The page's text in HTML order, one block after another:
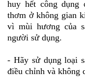
huy hết công dụng
thơm ở không gian
vì mùi hương của
người sử dụng.
- Hãy sử dụng loại
điều chỉnh và không